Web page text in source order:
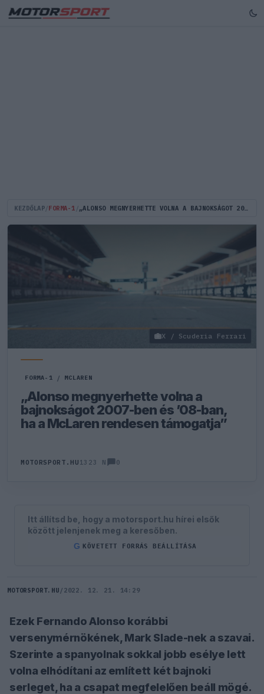
KEZDŐLAP FORMA-1 „ALONSO MEGNYERHETTE VOLNA A BAJNOKSÁGOT 2007-BEN ÉS ’08-BAN, HA A MCLAREN RENDESEN TÁMOGATJA”
X / Scuderia Ferrari
FORMA-1 / MCLAREN
„Alonso megnyerhette volna a
bajnokságot 2007-ben és ’08-ban,
ha a McLaren rendesen támogatja”
MOTORSPORT.HU 1323 N 0
Itt állítsd be, hogy a motorsport.hu hírei elsők
között jelenjenek meg a keresőben.
G KÖVETETT FORRÁS BEÁLLÍTÁSA
MOTORSPORT.HU / 2022. 12. 21. 14:29
Ezek Fernando Alonso korábbi
versenymérnökének, Mark Slade-nek a szavai.
Szerinte a spanyolnak sokkal jobb esélye lett
volna elhódítani az említett két bajnoki
serleget, ha a csapat megfelelően beáll mögé.